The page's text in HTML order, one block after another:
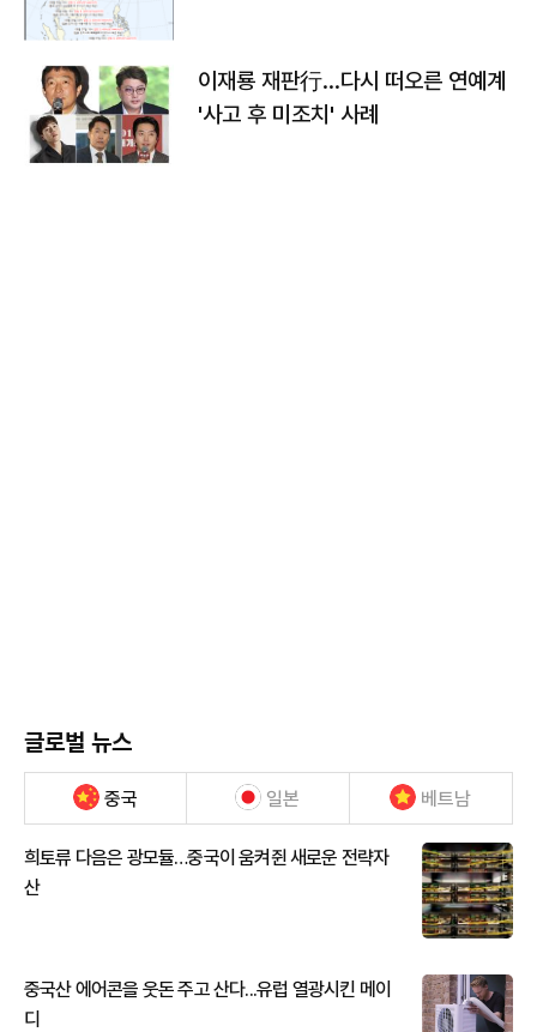
이재룡 재판行…다시 떠오른 연예계
'사고 후 미조치' 사례
글로벌 뉴스
중국 일본 베트남
희토류 다음은 광모듈…중국이 움켜쥔 새로운 전략자
산
중국산 에어콘을 웃돈 주고 산다...유럽 열광시킨 메이
디